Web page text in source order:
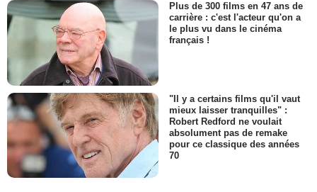
Plus de 300 films en 47 ans de
carrière : c'est l'acteur qu'on a
le plus vu dans le cinéma
français !
"Il y a certains films qu'il vaut
mieux laisser tranquilles" :
Robert Redford ne voulait
absolument pas de remake
pour ce classique des années
70